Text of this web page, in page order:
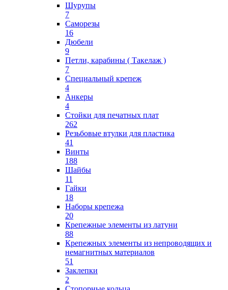
Шурупы
7
Саморезы
16
Дюбели
9
Петли, карабины ( Такелаж )
7
Специальный крепеж
4
Анкеры
4
Стойки для печатных плат
262
Резьбовые втулки для пластика
41
Винты
188
Шайбы
11
Гайки
18
Наборы крепежа
20
Крепежные элементы из латуни
88
Крепежных элементы из непроводящих и
немагнитных материалов
51
Заклепки
2